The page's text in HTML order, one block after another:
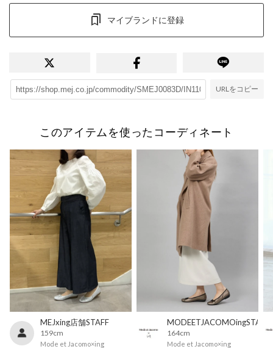
マイブランドに登録
URLをコピー
このアイテムを使ったコーディネート
MEJxing店舗STAFF
159cm
Mode et Jacomo×ing
MODEETJACOMOingSTAFF
164cm
Mode et Jacomo×ing